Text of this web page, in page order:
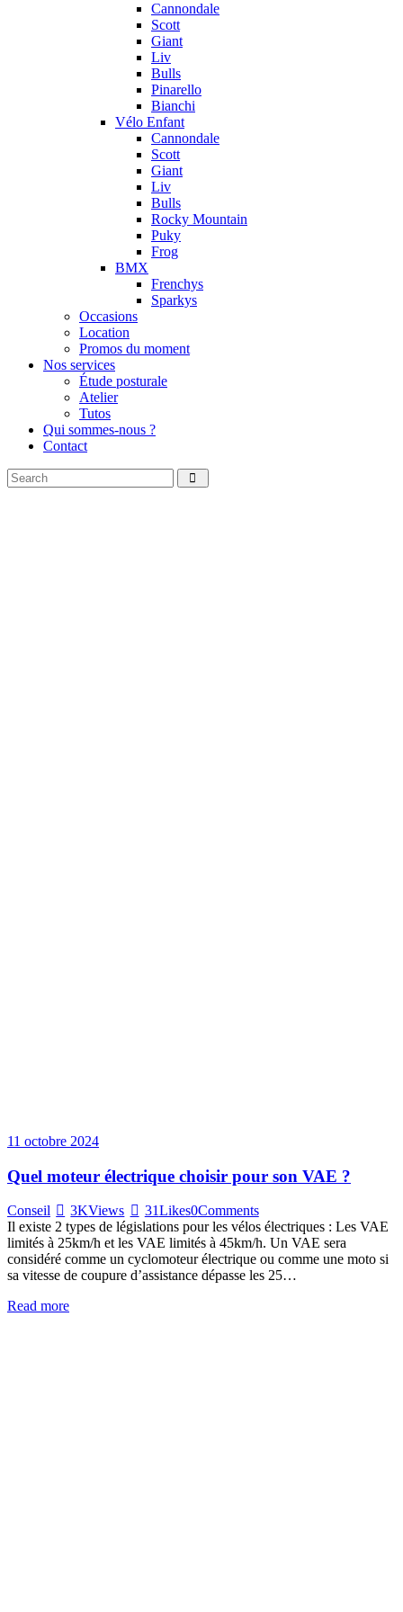
Cannondale
Scott
Giant
Liv
Bulls
Pinarello
Bianchi
Vélo Enfant
Cannondale
Scott
Giant
Liv
Bulls
Rocky Mountain
Puky
Frog
BMX
Frenchys
Sparkys
Occasions
Location
Promos du moment
Nos services
Étude posturale
Atelier
Tutos
Qui sommes-nous ?
Contact
Search
11 octobre 2024
Quel moteur électrique choisir pour son VAE ?
Conseil 3KViews 31Likes0Comments
Il existe 2 types de législations pour les vélos électriques : Les VAE
limités à 25km/h et les VAE limités à 45km/h. Un VAE sera
considéré comme un cyclomoteur électrique ou comme une moto si
sa vitesse de coupure d’assistance dépasse les 25…
Read more